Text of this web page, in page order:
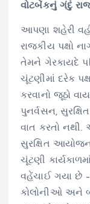
વોટબેંકનું ગંદું
આપણા શહેરી
રાજકીય પક્ષો
તેમને ગેરકાયદે
ચૂંટણીમાં દરેક
કરવાનો જૂઠો
પુનર્વસન,
વાત કરતો
સુરક્ષિત
ચૂંટણી
વહેંચાઈ ગયા છે
કોલોનીઓ અને